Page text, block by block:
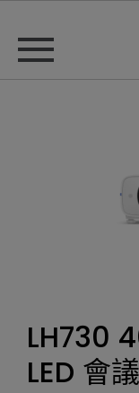
LH730
LED 會